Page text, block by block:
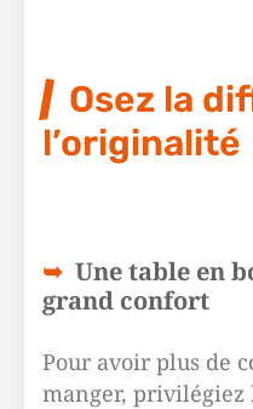
Osez la
l’originalité
Une table en
grand confort
Pour avoir plus de
manger, privilégiez